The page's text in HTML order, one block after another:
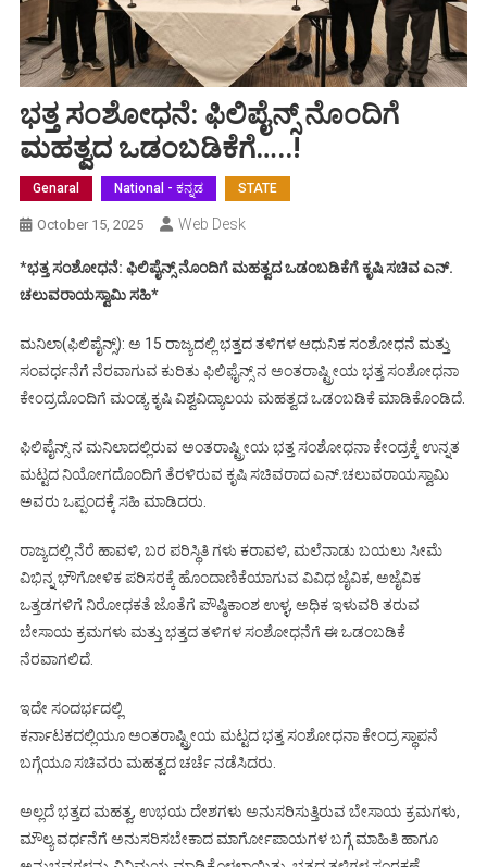
ಭತ್ತ ಸಂಶೋಧನೆ: ಫಿಲಿಪೈನ್ಸ್ ನೊಂದಿಗೆ
ಮಹತ್ವದ ಒಡಂಬಡಿಕೆಗೆ…..!
Genaral National - ಕನ್ನಡ STATE
October 15, 2025 Web Desk
*ಭತ್ತ ಸಂಶೋಧನೆ: ಫಿಲಿಪೈನ್ಸ್ ನೊಂದಿಗೆ ಮಹತ್ವದ ಒಡಂಬಡಿಕೆಗೆ ಕೃಷಿ ಸಚಿವ ಎನ್.
ಚಲುವರಾಯಸ್ವಾಮಿ ಸಹಿ*
ಮನಿಲಾ(ಫಿಲಿಪೈನ್ಸ್): ಅ 15 ರಾಜ್ಯದಲ್ಲಿ ಭತ್ತದ ತಳಿಗಳ ಆಧುನಿಕ ಸಂಶೋಧನೆ ಮತ್ತು
ಸಂವರ್ಧನೆಗೆ ನೆರವಾಗುವ ಕುರಿತು ಫಿಲಿಫೈನ್ಸ್ ನ ಅಂತರಾಷ್ಟ್ರೀಯ ಭತ್ತ ಸಂಶೋಧನಾ
ಕೇಂದ್ರದೊಂದಿಗೆ ಮಂಡ್ಯ ಕೃಷಿ ವಿಶ್ವವಿದ್ಯಾಲಯ ಮಹತ್ವದ ಒಡಂಬಡಿಕೆ ಮಾಡಿಕೊಂಡಿದೆ.
ಫಿಲಿಪೈನ್ಸ್ ನ ಮನಿಲಾದಲ್ಲಿರುವ ಅಂತರಾಷ್ಟ್ರೀಯ ಭತ್ತ ಸಂಶೋಧನಾ ಕೇಂದ್ರಕ್ಕೆ ಉನ್ನತ
ಮಟ್ಟದ ನಿಯೋಗದೊಂದಿಗೆ ತೆರಳಿರುವ ಕೃಷಿ ಸಚಿವರಾದ ಎನ್‌.ಚಲುವರಾಯಸ್ವಾಮಿ
ಅವರು ಒಪ್ಪಂದಕ್ಕೆ ಸಹಿ ಮಾಡಿದರು.
ರಾಜ್ಯದಲ್ಲಿ ನೆರೆ ಹಾವಳಿ, ಬರ ಪರಿಸ್ಥಿತಿ ಗಳು ಕರಾವಳಿ,‌ ಮಲೆನಾಡು ಬಯಲು ಸೀಮೆ
ವಿಭಿನ್ನ ಭೌಗೋಳಿಕ ಪರಿಸರಕ್ಕೆ ಹೊಂದಾಣಿಕೆಯಾಗುವ ವಿವಿಧ ಜೈವಿಕ, ಅಜೈವಿಕ
ಒತ್ತಡಗಳಿಗೆ ನಿರೋಧಕತೆ ಜೊತೆಗೆ ಪೌಷ್ಠಿಕಾಂಶ ಉಳ್ಳ, ಅಧಿಕ ಇಳುವರಿ ತರುವ
ಬೇಸಾಯ ಕ್ರಮಗಳು ಮತ್ತು ಭತ್ತದ ತಳಿಗಳ ಸಂಶೋಧನೆಗೆ ಈ ಒಡಂಬಡಿಕೆ
ನೆರವಾಗಲಿದೆ.
ಇದೇ ಸಂದರ್ಭದಲ್ಲಿ
ಕರ್ನಾಟಕದಲ್ಲಿಯೂ ಅಂತರಾಷ್ಟ್ರೀಯ ಮಟ್ಟದ ಭತ್ತ ಸಂಶೋಧನಾ ಕೇಂದ್ರ ಸ್ಥಾಪನೆ
ಬಗ್ಗೆಯೂ ಸಚಿವರು ಮಹತ್ವದ ಚರ್ಚೆ ನಡೆಸಿದರು.
ಅಲ್ಲದೆ ಭತ್ತದ ಮಹತ್ವ, ಉಭಯ ದೇಶಗಳು ಅನುಸರಿಸುತ್ತಿರುವ ಬೇಸಾಯ ಕ್ರಮಗಳು,
ಮೌಲ್ಯ ವರ್ಧನೆಗೆ ಅನುಸರಿಸಬೇಕಾದ ಮಾರ್ಗೋಪಾಯಗಳ ಬಗ್ಗೆ ಮಾಹಿತಿ ಹಾಗೂ